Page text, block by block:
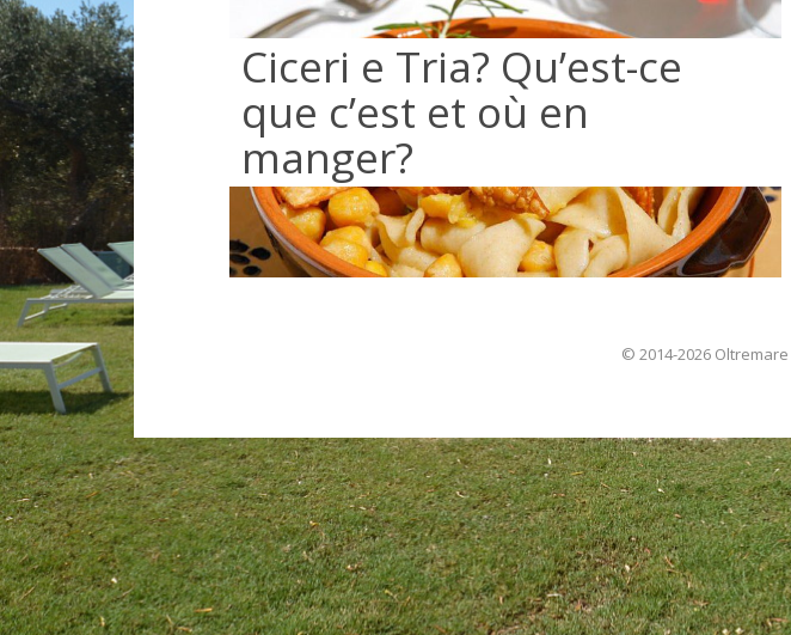
Ciceri e Tria? Qu’est-ce
que c’est et où en
manger?
© 2014-2026 Oltremare